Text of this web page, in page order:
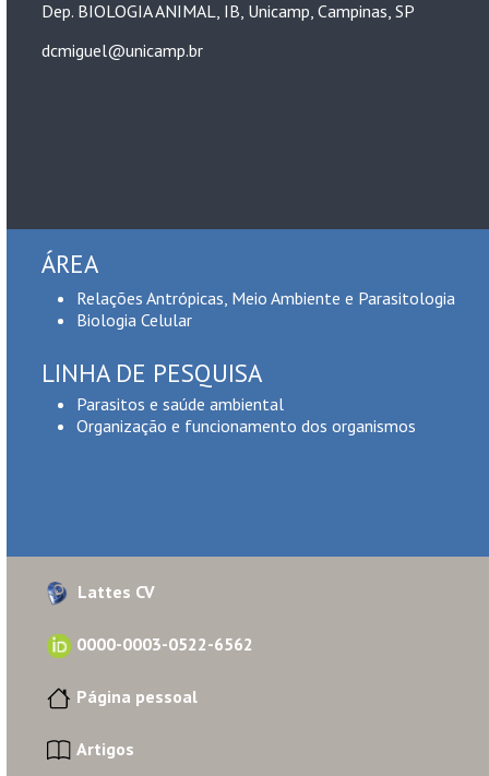
Biologia Celular
LINHA DE PESQUISA
Parasitos e saúde ambiental
Organização e funcionamento dos organismos
0000-0003-0522-6562